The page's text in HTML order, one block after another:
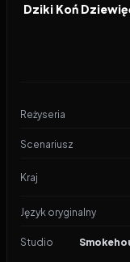
FILM
Dziki Koń
Reżyseria
Scenariusz
Kraj
Język oryginalny
Studio